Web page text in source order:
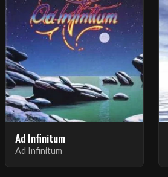
Ad Infinitum
Ad Infinitum